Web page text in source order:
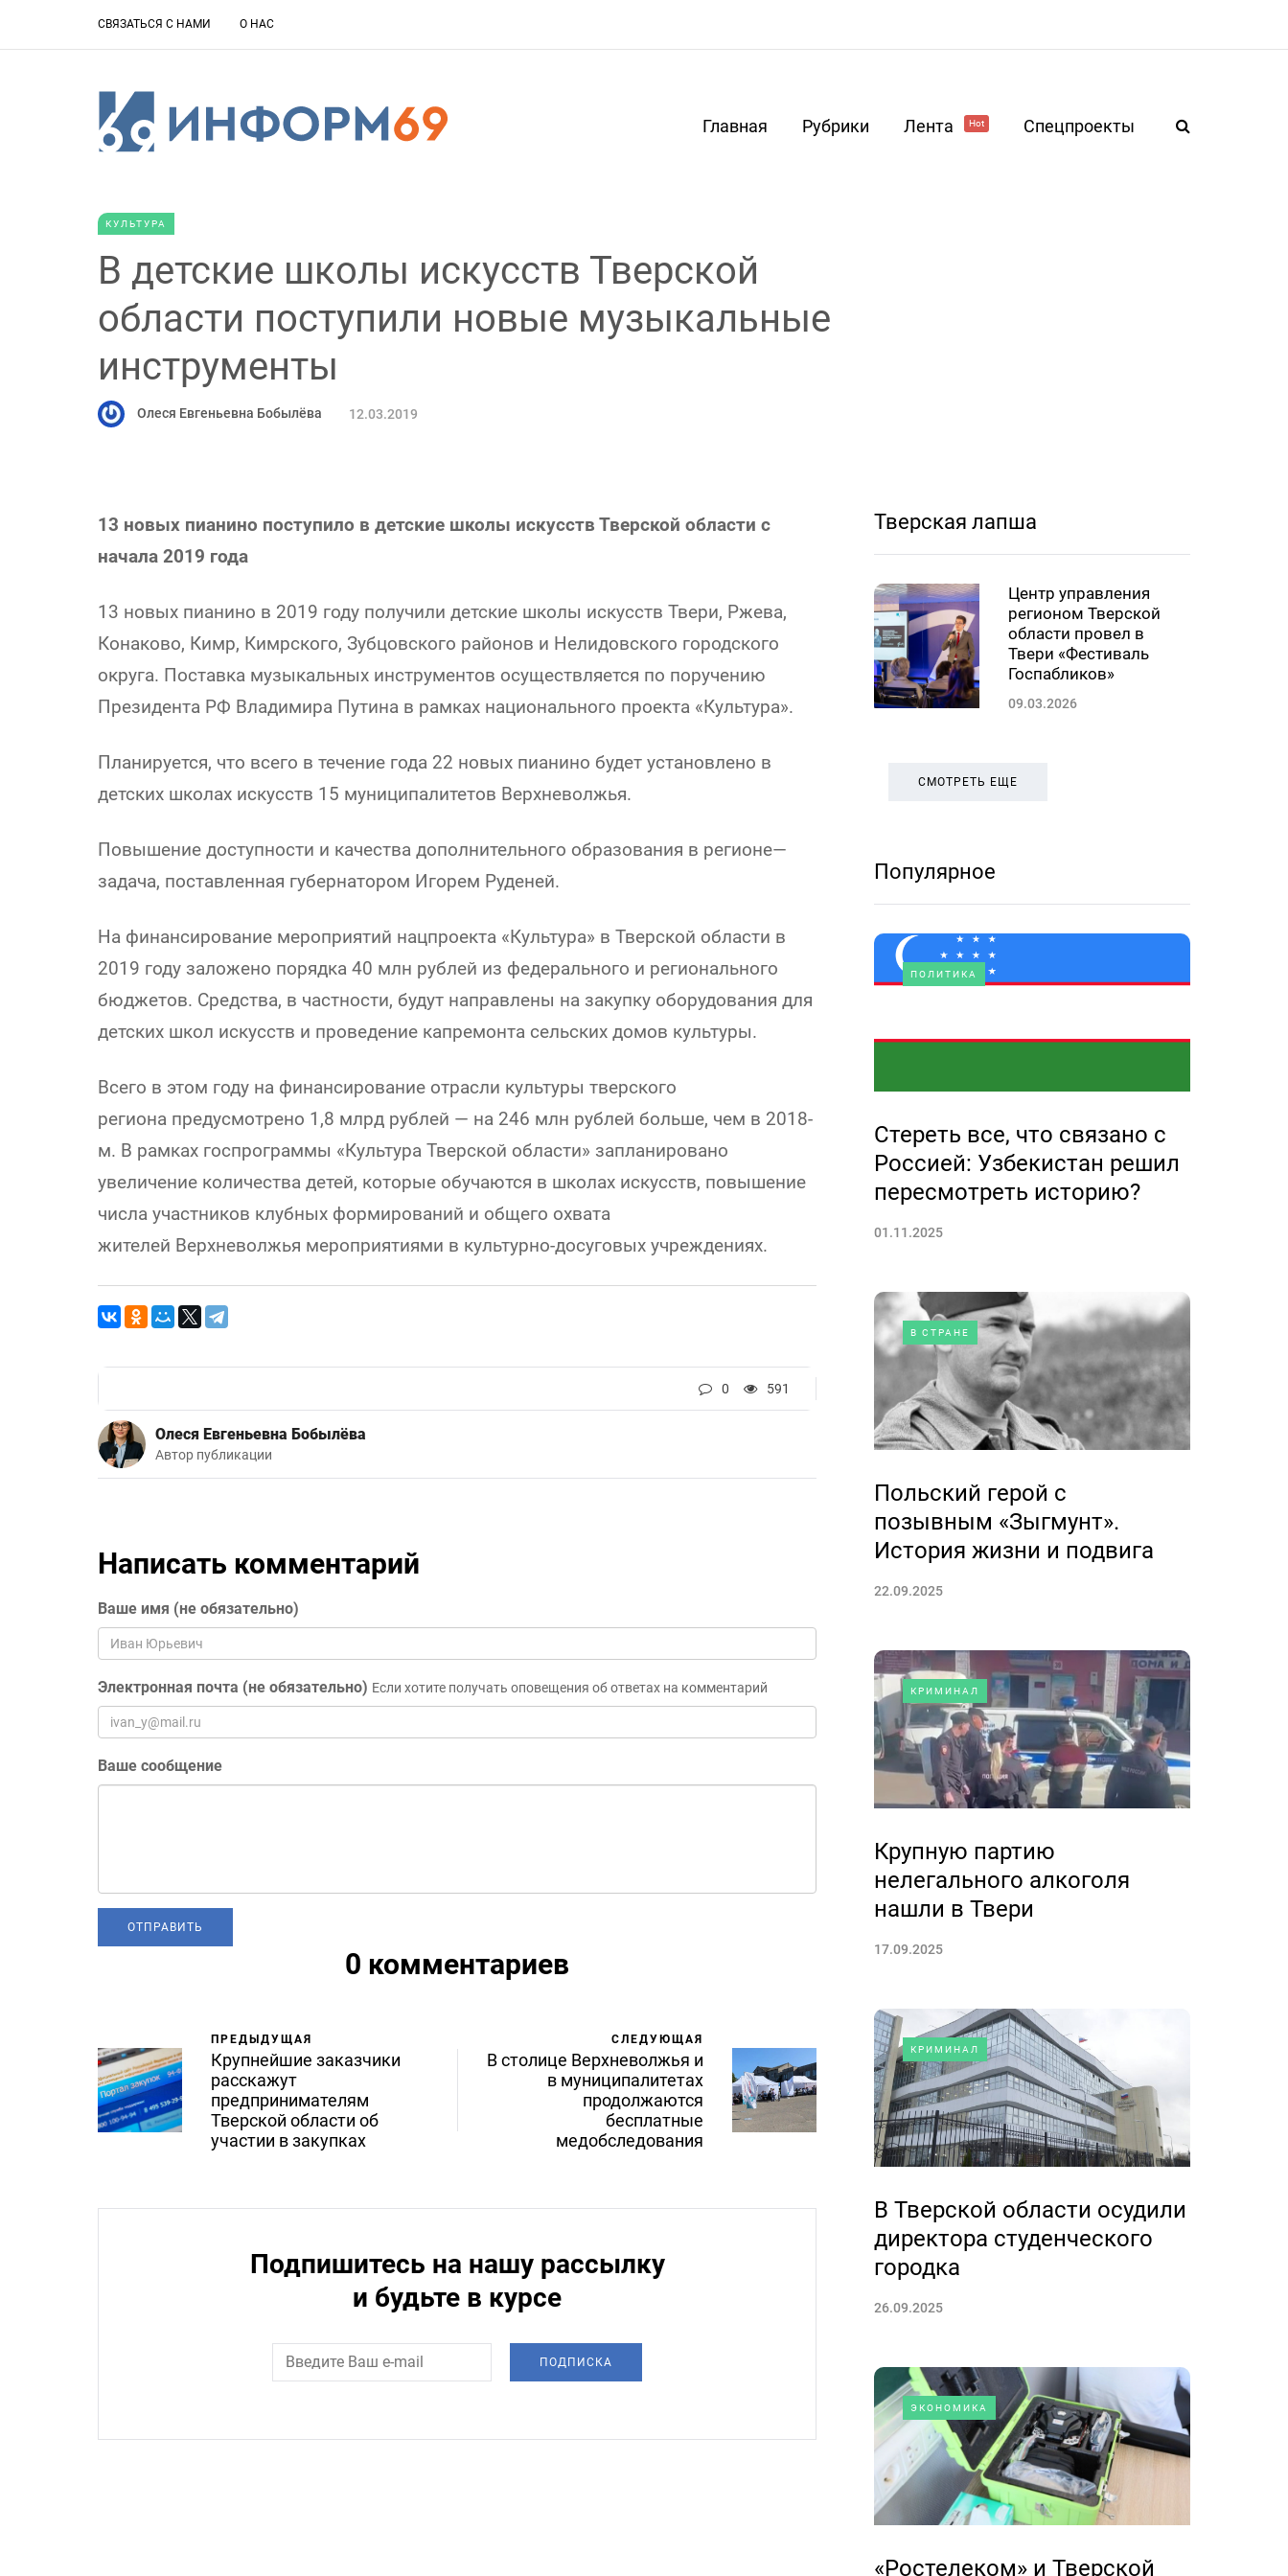
СВЯЗАТЬСЯ С НАМИ О НАС
Главная Рубрики Лента Hot Спецпроекты
КУЛЬТУРА
В детские школы искусств Тверской
области поступили новые музыкальные
инструменты
Олеся Евгеньевна Бобылёва 12.03.2019
13 новых пианино поступило в детские школы искусств Тверской области с
начала 2019 года
13 новых пианино в 2019 году получили детские школы искусств Твери, Ржева,
Конаково, Кимр, Кимрского, Зубцовского районов и Нелидовского городского
округа. Поставка музыкальных инструментов осуществляется по поручению
Президента РФ Владимира Путина в рамках национального проекта «Культура».
Планируется, что всего в течение года 22 новых пианино будет установлено в
детских школах искусств 15 муниципалитетов Верхневолжья.
Повышение доступности и качества дополнительного образования в регионе—
задача, поставленная губернатором Игорем Руденей.
На финансирование мероприятий нацпроекта «Культура» в Тверской области в
2019 году заложено порядка 40 млн рублей из федерального и регионального
бюджетов. Средства, в частности, будут направлены на закупку оборудования для
детских школ искусств и проведение капремонта сельских домов культуры.
Всего в этом году на финансирование отрасли культуры тверского
региона предусмотрено 1,8 млрд рублей — на 246 млн рублей больше, чем в 2018-
м. В рамках госпрограммы «Культура Тверской области» запланировано
увеличение количества детей, которые обучаются в школах искусств, повышение
числа участников клубных формирований и общего охвата
жителей Верхневолжья мероприятиями в культурно-досуговых учреждениях.
0 591
Олеся Евгеньевна Бобылёва
Автор публикации
Написать комментарий
Ваше имя (не обязательно)
Электронная почта (не обязательно) Если хотите получать оповещения об ответах на комментарий
Ваше сообщение
0 комментариев
ПРЕДЫДУЩАЯ
Крупнейшие заказчики
расскажут
предпринимателям
Тверской области об
участии в закупках
СЛЕДУЮЩАЯ
В столице Верхневолжья и
в муниципалитетах
продолжаются
бесплатные
медобследования
Подпишитесь на нашу рассылку
и будьте в курсе
ПОДПИСКА
Тверская лапша
Центр управления
регионом Тверской
области провел в
Твери «Фестиваль
Госпабликов»
09.03.2026
СМОТРЕТЬ ЕЩЕ
Популярное
ПОЛИТИКА
Стереть все, что связано с
Россией: Узбекистан решил
пересмотреть историю?
01.11.2025
В СТРАНЕ
Польский герой с
позывным «Зыгмунт».
История жизни и подвига
22.09.2025
КРИМИНАЛ
Крупную партию
нелегального алкоголя
нашли в Твери
17.09.2025
КРИМИНАЛ
В Тверской области осудили
директора студенческого
городка
26.09.2025
ЭКОНОМИКА
«Ростелеком» и Тверской